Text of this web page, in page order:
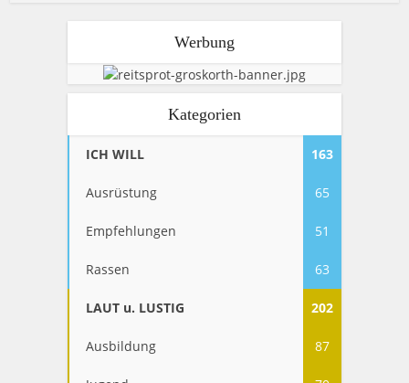
Werbung
Kategorien
ICH WILL 163
Ausrüstung 65
Empfehlungen 51
Rassen 63
LAUT u. LUSTIG 202
Ausbildung 87